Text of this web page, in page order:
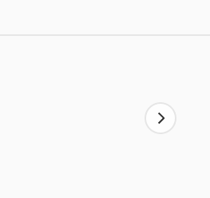
ーム」に宿泊